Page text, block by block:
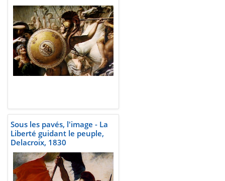
Sous les pavés, l'image - La
Liberté guidant le peuple,
Delacroix, 1830